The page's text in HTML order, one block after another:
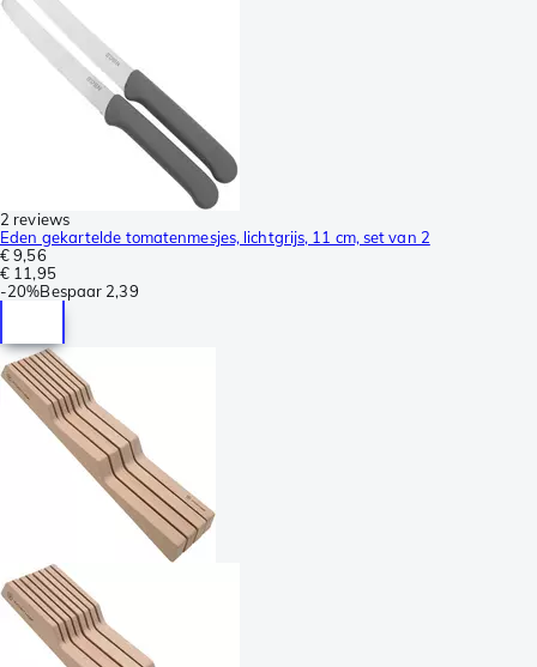
2 reviews
Eden gekartelde tomatenmesjes, lichtgrijs, 11 cm, set van 2
€ 9,56
€ 11,95
-20%Bespaar 2,39